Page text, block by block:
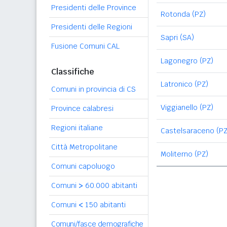
Presidenti delle Province
Presidenti delle Regioni
Fusione Comuni CAL
Classifiche
Comuni in provincia di CS
Province calabresi
Regioni italiane
Città Metropolitane
Comuni capoluogo
Comuni > 60.000 abitanti
Comuni < 150 abitanti
Comuni/fasce demografiche
Rotonda (PZ)
Sapri (SA)
Lagonegro (PZ)
Latronico (PZ)
Viggianello (PZ)
Castelsaraceno
Moliterno (PZ)